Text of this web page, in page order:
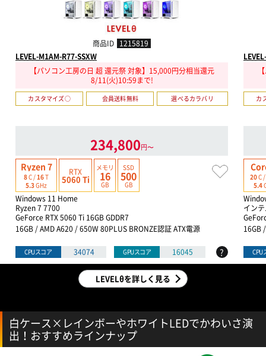
商品ID 1215819
LEVEL-M1AM-R77-SSXW
【パソコン工房の日 超 還元祭 対象】15,000円分相当還元
8/11(火)10:59まで!
カスタマイズ○ 会員送料無料 選べるカラバリ
234,800円〜
Ryzen 7
8C / 16T
5.3GHz
RTX
5060 Ti
メモリ
16
GB
SSD
500
GB
Windows 11 Home
Ryzen 7 7700
GeForce RTX 5060 Ti 16GB GDDR7
16GB / AMD A620 / 650W 80PLUS BRONZE認証 ATX電源
CPUスコア 34074 GPUスコア 16045 ?
カ
20C /
5.4
イン
16GB
CPU
LEVELθを詳しく見る
白ケース×レインボーやホワイトLEDでかわいさ演
出！おすすめラインナップ